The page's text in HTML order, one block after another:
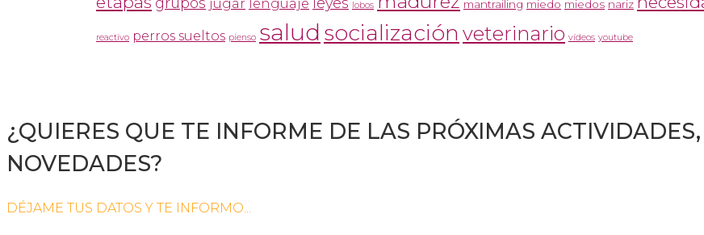
jugar lenguaje lobos mantrailing miedo miedos nariz
reactivo perros sueltos pienso salud socialización veterinario vídeos youtube
¿QUIERES QUE TE INFORME DE LAS PRÓXIMAS
NOVEDADES?
DÉJAME TUS DATOS Y TE INFORMO...